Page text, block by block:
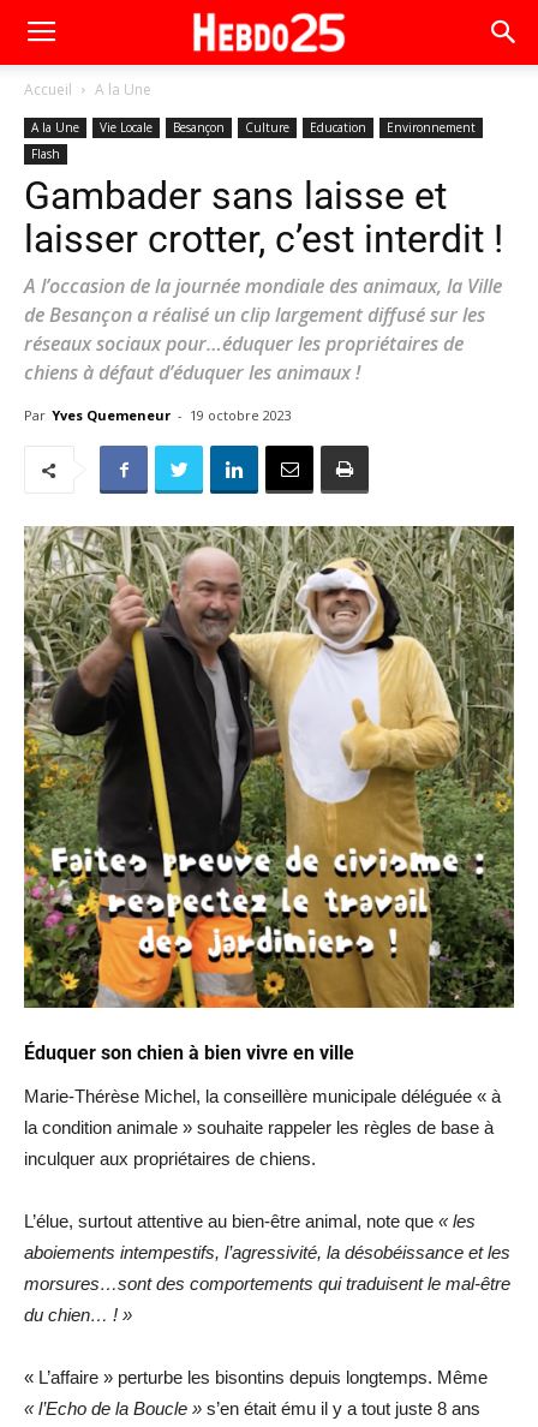
Accueil A la Une
A la Une Vie Locale Besançon Culture Education
Environnement
Flash
Gambader sans laisse et
laisser crotter, c’est interdit !
A l’occasion de la journée mondiale des animaux, la Ville
de Besançon a réalisé un clip largement diffusé sur les
réseaux sociaux pour…éduquer les propriétaires de
chiens à défaut d’éduquer les animaux !
Par Yves Quemeneur - 19 octobre 2023
Éduquer son chien à bien vivre en ville
Marie-Thérèse Michel, la conseillère municipale déléguée « à
la condition animale » souhaite rappeler les règles de base à
inculquer aux propriétaires de chiens.
L’élue, surtout attentive au bien-être animal, note que « les
aboiements intempestifs, l’agressivité, la désobéissance et les
morsures…sont des comportements qui traduisent le mal-être
du chien… ! »
« L’affaire » perturbe les bisontins depuis longtemps. Même
« l’Echo de la Boucle » s’en était ému il y a tout juste 8 ans